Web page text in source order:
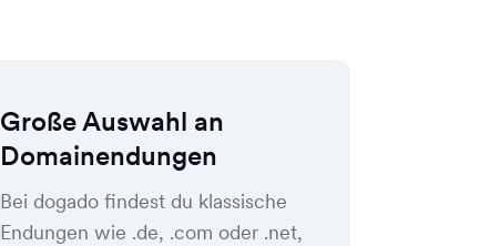
Große Auswahl an
Domainendungen
Bei dogado findest du klassische
Endungen wie .de, .com oder .net,